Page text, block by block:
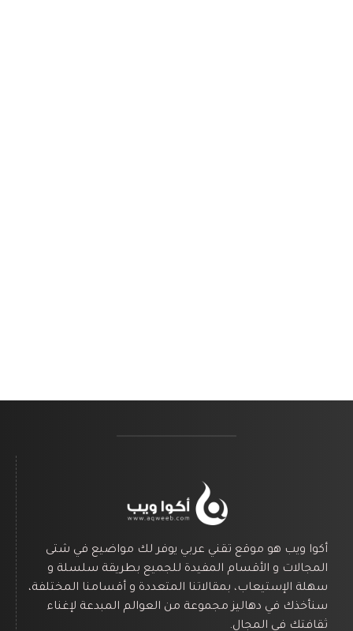
أكوا ويب هو موقع تقني عربي يوفر لك مواضيع في شتى
المجالات و الأقسام المفيدة للجميع بطريقة سلسلة و
سهلة الإستيعاب، بمقالاتنا المتعددة و أقسامنا المختلفة،
سنأخذك في دهاليز مجموعة من العوالم المبدعة لإغناء
ثقافتك في المجال.